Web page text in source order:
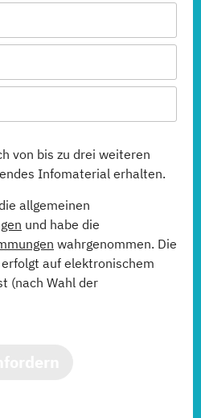
von bis zu drei weiteren
Infomaterial erhalten.
allgemeinen
und habe die
wahrgenommen. Die
auf elektronischem
(nach Wahl der